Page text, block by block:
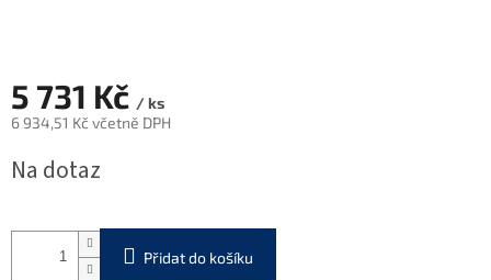
5 731 Kč / ks
6 934,51 Kč včetně DPH
cena:
Na dotaz
Přidat do košíku